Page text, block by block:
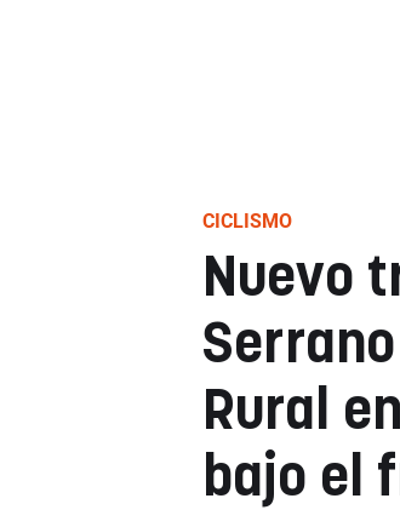
CICLISMO
Nuevo
Rural
bajo el